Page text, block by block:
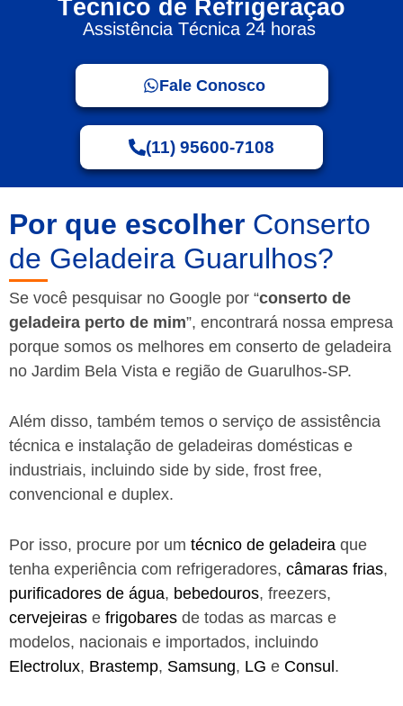
Técnico de Refrigeração
Assistência Técnica 24 horas
Fale Conosco
(11) 95600-7108
Por que escolher Conserto
de Geladeira Guarulhos?
Se você pesquisar no Google por “conserto de
geladeira perto de mim”, encontrará nossa empresa
porque somos os melhores em conserto de geladeira
no Jardim Bela Vista e região de Guarulhos-SP.
Além disso, também temos o serviço de assistência
técnica e instalação de geladeiras domésticas e
industriais, incluindo side by side, frost free,
convencional e duplex.
Por isso, procure por um técnico de geladeira que
tenha experiência com refrigeradores, câmaras frias,
purificadores de água, bebedouros, freezers,
cervejeiras e frigobares de todas as marcas e
modelos, nacionais e importados, incluindo
Electrolux, Brastemp, Samsung, LG e Consul .